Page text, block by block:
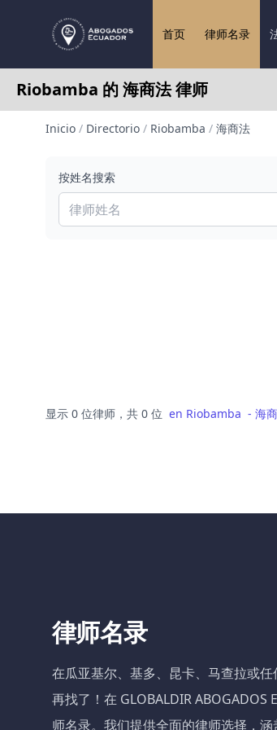
首页 律师名录
Riobamba 的 海商法 律师
Inicio / Directorio / Riobamba / 海商法
按姓名搜索
显示 0 位律师，共 0 位 en Riobamba - 海
律师名录
在瓜亚基尔、基多、昆卡、马查拉或
再找了！在 GLOBALDIR ABOGADOS
师名录。我们提供全面的律师选择，